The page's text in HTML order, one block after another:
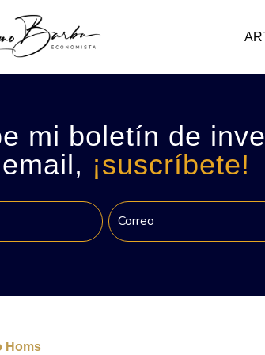
mi boletín de
¡suscríbete!
Homs